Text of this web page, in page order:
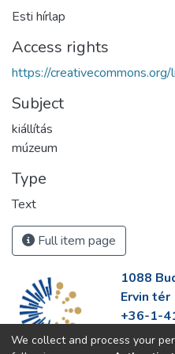
Esti hírlap
Access rights
https://
Subject
kiállítás
múzeum
Type
Text
Full item page
1088
Ervin tér
+36-1-
We collect and process your